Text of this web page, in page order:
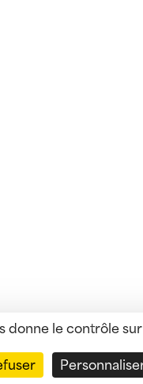
donne le contrôle